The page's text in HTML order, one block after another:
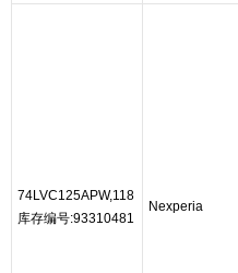
74LVC125APW,118
库存编号:93310481
Nexperia